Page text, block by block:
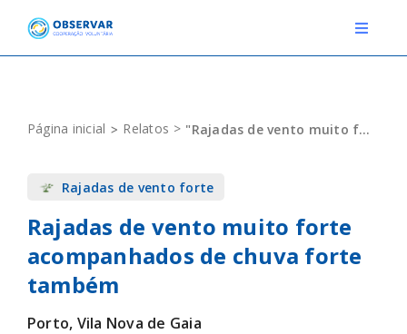
content
Toggle
EVENTOS
DEFINIÇÕES
F.A.Q.
Página inicial Relatos "Rajadas de vento muito forte acompanhados de chuva forte também"
Rajadas de vento forte
Rajadas de vento muito forte
acompanhados de chuva forte
também
Porto, Vila Nova de Gaia